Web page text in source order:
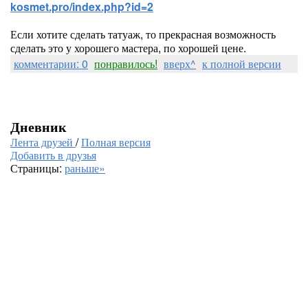
kosmet.pro/index.php?id=2
Если хотите сделать татуаж, то прекрасная возможность
сделать это у хорошего мастера, по хорошей цене.
комментарии: 0 понравилось! вверх^ к полной версии
Дневник
Лента друзей /Полная версия
Добавить в друзья
Страницы: раньше»